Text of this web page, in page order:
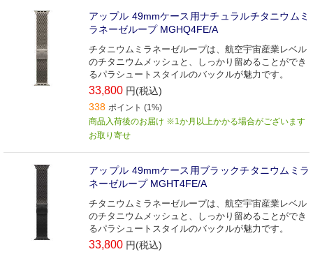
アップル 49mmケース用ナチュラルチタニウムミ
ラネーゼループ MGHQ4FE/A
チタニウムミラネーゼループは、航空宇宙産業レベル
のチタニウムメッシュと、しっかり留めることができ
るパラシュートスタイルのバックルが魅力です。
33,800 円(税込)
338 ポイント (1%)
商品入荷後のお届け ※1か月以上かかる場合がございます
お取り寄せ
アップル 49mmケース用ブラックチタニウムミラ
ネーゼループ MGHT4FE/A
チタニウムミラネーゼループは、航空宇宙産業レベル
のチタニウムメッシュと、しっかり留めることができ
るパラシュートスタイルのバックルが魅力です。
33,800 円(税込)